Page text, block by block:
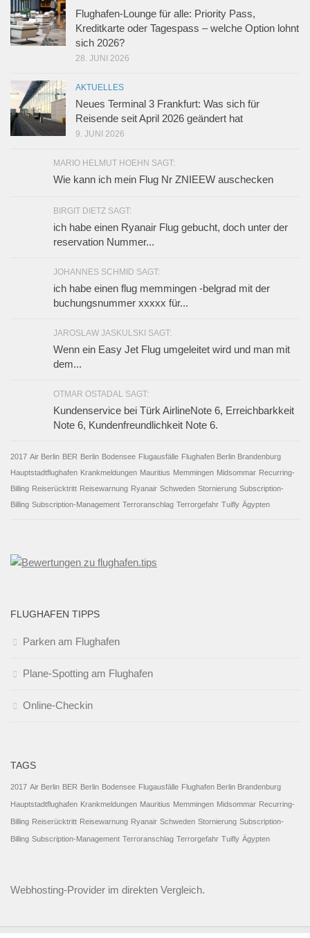
Flughafen-Lounge für alle: Priority Pass,
Kreditkarte oder Tagespass – welche Option lohnt
sich 2026?
28. JUNI 2026
AKTUELLES
Neues Terminal 3 Frankfurt: Was sich für
Reisende seit April 2026 geändert hat
9. JUNI 2026
MARIO HELMUT HOEHN SAGT:
Wie kann ich mein Flug Nr ZNIEEW auschecken
BIRGIT DIETZ SAGT:
ich habe einen Ryanair Flug gebucht, doch unter der
reservation Nummer...
JOHANNES SCHMID SAGT:
ich habe einen flug memmingen -belgrad mit der
buchungsnummer xxxxx für...
JAROSLAW JASKULSKI SAGT:
Wenn ein Easy Jet Flug umgeleitet wird und man mit
dem...
OTMAR OSTADAL SAGT:
Kundenservice bei Türk AirlineNote 6, Erreichbarkkeit
Note 6, Kundenfreundlichkeit Note 6.
2017 Air Berlin BER Berlin Bodensee Flugausfälle Flughafen Berlin Brandenburg
Hauptstadtflughafen Krankmeldungen Mauritius Memmingen Midsommar Recurring-
Billing Reiserücktritt Reisewarnung Ryanair Schweden Stornierung Subscription-
Billing Subscription-Management Terroranschlag Terrorgefahr Tuifly Ägypten
FLUGHAFEN TIPPS
Parken am Flughafen
Plane-Spotting am Flughafen
Online-Checkin
TAGS
2017 Air Berlin BER Berlin Bodensee Flugausfälle Flughafen Berlin Brandenburg
Hauptstadtflughafen Krankmeldungen Mauritius Memmingen Midsommar Recurring-
Billing Reiserücktritt Reisewarnung Ryanair Schweden Stornierung Subscription-
Billing Subscription-Management Terroranschlag Terrorgefahr Tuifly Ägypten
Webhosting-Provider im direkten Vergleich.